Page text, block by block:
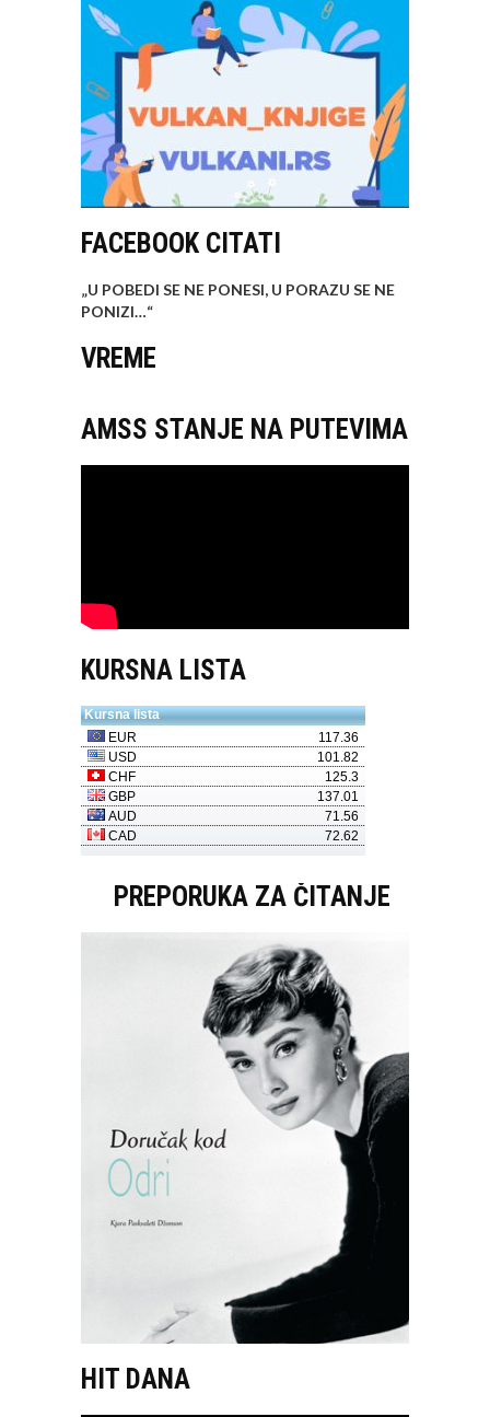
FACEBOOK CITATI
„U POBEDI SE NE PONESI, U PORAZU SE NE
PONIZI…“
VREME
AMSS STANJE NA PUTEVIMA
KURSNA LISTA
PREPORUKA ZA ČITANJE
HIT DANA